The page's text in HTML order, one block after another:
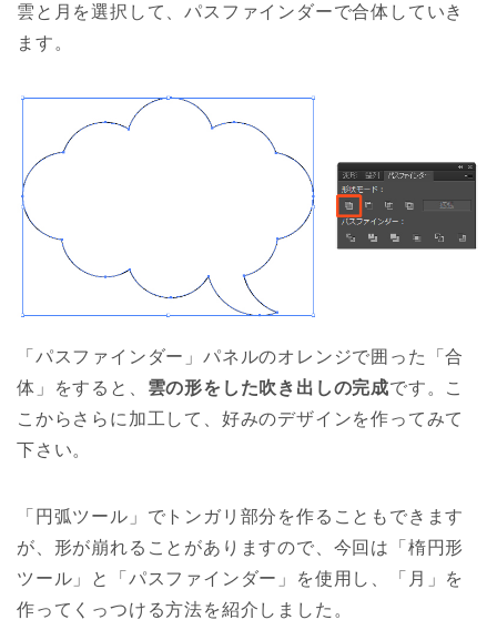
雲と月を選択して、パスファインダーで合体していき
ます。
「パスファインダー」パネルのオレンジで囲った「合
体」をすると、 雲の形をした吹き出しの完成です。こ
こからさらに加工して、好みのデザインを作ってみて
下さい。
「円弧ツール」でトンガリ部分を作ることもできます
が、形が崩れることがありますので、今回は「楕円形
ツール」と「パスファインダー」を使用し、「月」を
作ってくっつける方法を紹介しました。